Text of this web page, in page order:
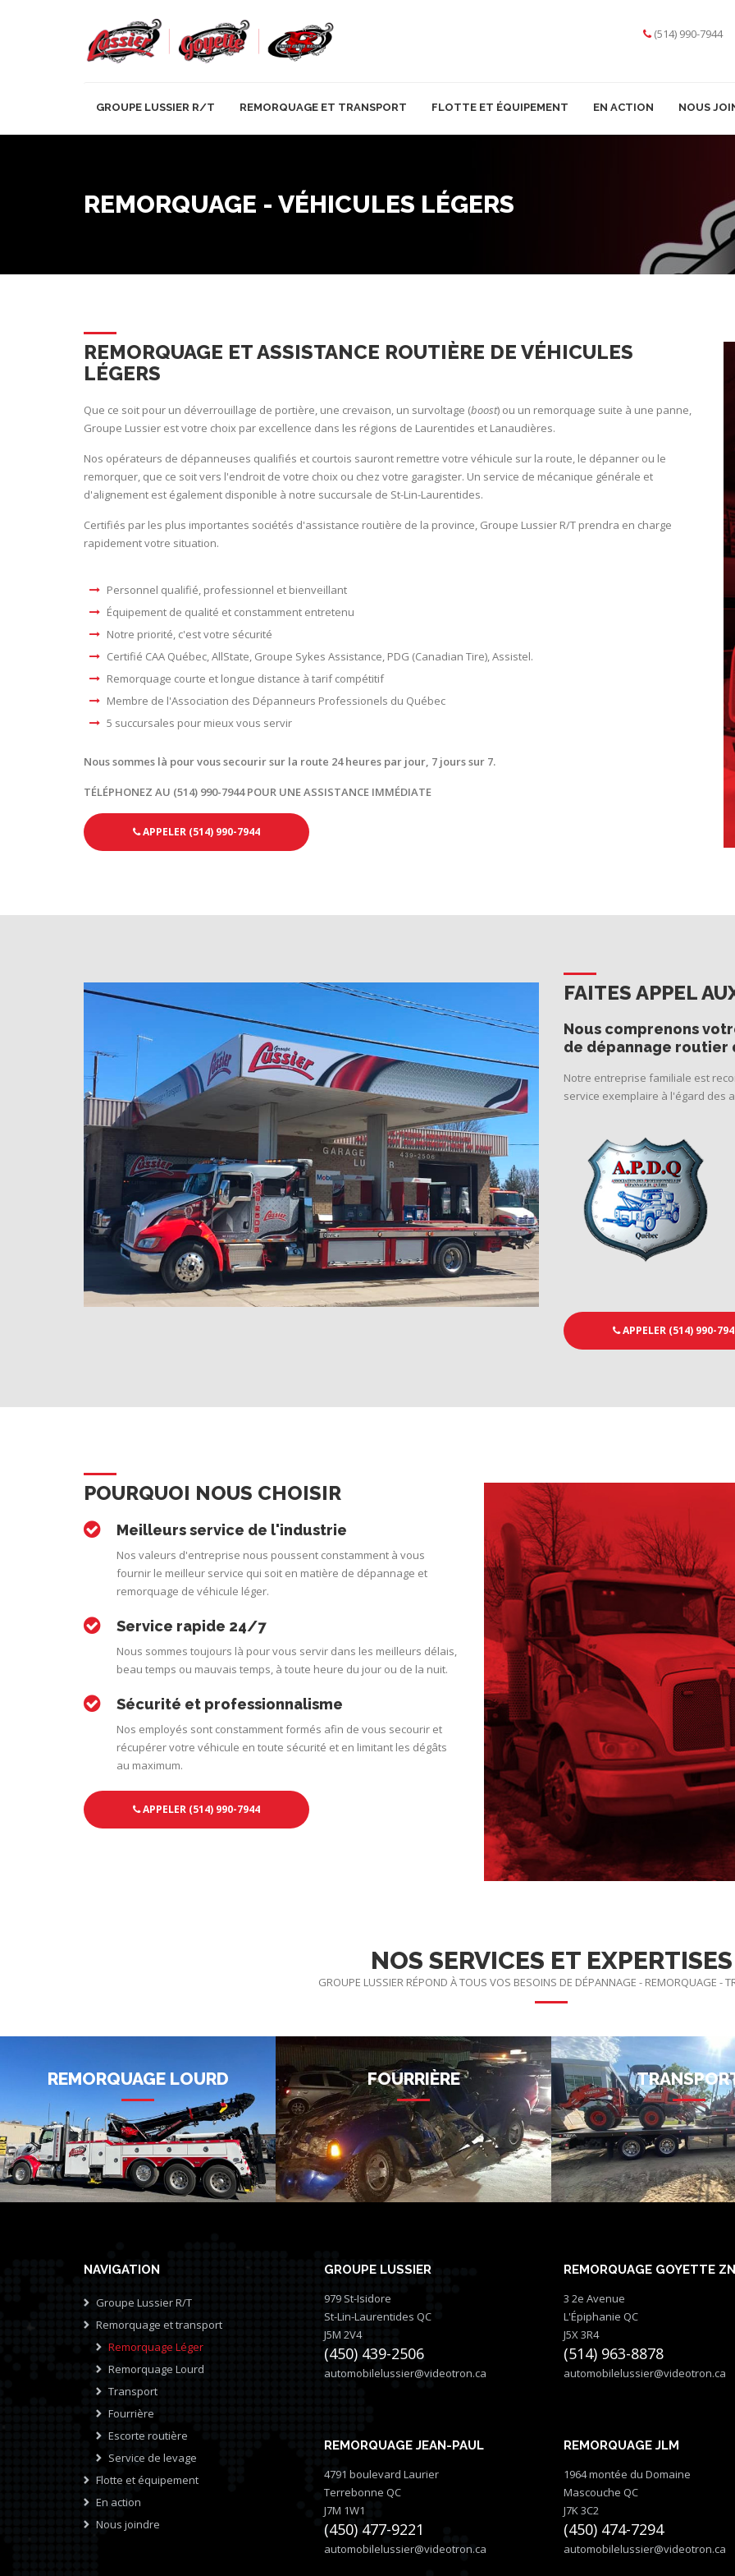
(514) 990-7944
GROUPE LUSSIER R/T REMORQUAGE ET TRANSPORT FLOTTE ET ÉQUIPEMENT EN ACTION NOUS
REMORQUAGE - VÉHICULES LÉGERS
REMORQUAGE ET ASSISTANCE ROUTIÈRE DE VÉHICULES
LÉGERS
Que ce soit pour un déverrouillage de portière, une crevaison, un survoltage (boost) ou un remorquage suite à une panne,
Groupe Lussier est votre choix par excellence dans les régions de Laurentides et Lanaudières.
Nos opérateurs de dépanneuses qualifiés et courtois sauront remettre votre véhicule sur la route, le dépanner ou le
remorquer, que ce soit vers l'endroit de votre choix ou chez votre garagister. Un service de mécanique générale et
d'alignement est également disponible à notre succursale de St-Lin-Laurentides.
Certifiés par les plus importantes sociétés d'assistance routière de la province, Groupe Lussier R/T prendra en charge
rapidement votre situation.
Personnel qualifié, professionnel et bienveillant
Équipement de qualité et constamment entretenu
Notre priorité, c'est votre sécurité
Certifié CAA Québec, AllState, Groupe Sykes Assistance, PDG (Canadian Tire), Assistel.
Remorquage courte et longue distance à tarif compétitif
Membre de l'Association des Dépanneurs Professionels du Québec
5 succursales pour mieux vous servir
Nous sommes là pour vous secourir sur la route 24 heures par jour, 7 jours sur 7.
TÉLÉPHONEZ AU (514) 990-7944 POUR UNE ASSISTANCE IMMÉDIATE
APPELER (514) 990-7944
FAITES APPEL
Nous comprenons
de dépannage routier
Notre entreprise familiale est
service exemplaire à l'égard des
APPELER (514) 990-
POURQUOI NOUS CHOISIR
Meilleurs service de l'industrie
Nos valeurs d'entreprise nous poussent constamment à vous
fournir le meilleur service qui soit en matière de dépannage et
remorquage de véhicule léger.
Service rapide 24/7
Nous sommes toujours là pour vous servir dans les meilleurs délais,
beau temps ou mauvais temps, à toute heure du jour ou de la nuit.
Sécurité et professionnalisme
Nos employés sont constamment formés afin de vous secourir et
récupérer votre véhicule en toute sécurité et en limitant les dégâts
au maximum.
APPELER (514) 990-7944
NOS SERVICES ET EXPERTISES
GROUPE LUSSIER RÉPOND À TOUS VOS BESOINS DE DÉPANNAGE - REMORQUAGE -
REMORQUAGE LOURD FOURRIÈRE
NAVIGATION
Groupe Lussier R/T
Remorquage et transport
Remorquage Léger
Remorquage Lourd
Transport
Fourrière
Escorte routière
Service de levage
Flotte et équipement
En action
Nous joindre
GROUPE LUSSIER
979 St-Isidore
St-Lin-Laurentides QC
J5M 2V4
(450) 439-2506
automobilelussier@videotron.ca
REMORQUAGE JEAN-PAUL
4791 boulevard Laurier
Terrebonne QC
J7M 1W1
(450) 477-9221
automobilelussier@videotron.ca
REMORQUAGE GOYETTE
3 2e Avenue
L'Épiphanie QC
J5X 3R4
(514) 963-8878
automobilelussier@videotron.ca
REMORQUAGE JLM
1964 montée du Domaine
Mascouche QC
J7K 3C2
(450) 474-7294
automobilelussier@videotron.ca